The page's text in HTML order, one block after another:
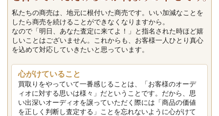
私たちの商売は、地元に根付いた商売です。いい加減なことを
したら商売を続けることができなくなりますから。
なので「明日、あなた査定に来てよ！」と指名された時ほど嬉
しいことはございません。これからも、お客様一人ひとり真心
を込めて対応していきたいと思っています。
心がけていること
買取りをやっていて一番感じることは、「お客様のオーデ
ィオに対する思いは様々」だということです。だから、思
い出深いオーディオを譲っていただく際には「商品の価値
を正しく判断し査定する」ことを忘れないように心がけて